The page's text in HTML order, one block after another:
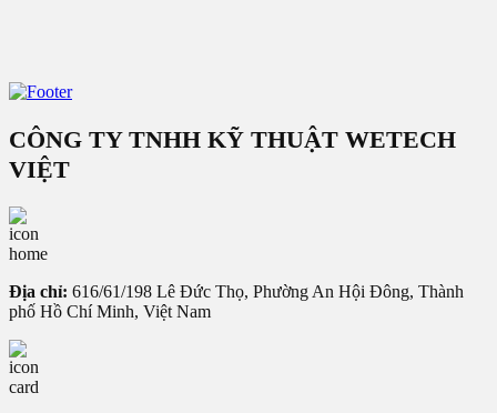
CÔNG TY TNHH KỸ THUẬT WETECH
VIỆT
Địa chỉ: 616/61/198 Lê Đức Thọ, Phường An Hội Đông, Thành
phố Hồ Chí Minh, Việt Nam